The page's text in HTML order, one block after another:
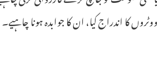
فرضی ووٹروں کا اندراج کیا، ان کا جوابدہ ہونا